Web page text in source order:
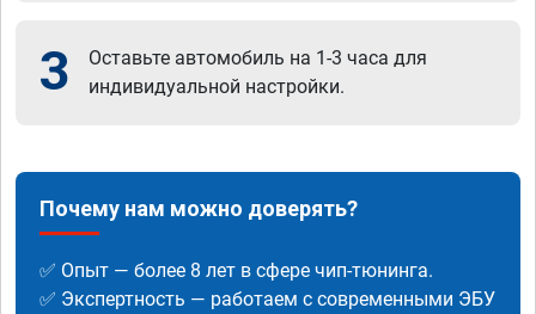
3
Оставьте автомобиль на 1-3 часа для
индивидуальной настройки.
Почему нам можно доверять?
✅ Опыт — более 8 лет в сфере чип-тюнинга.
✅ Экспертность — работаем с современными ЭБУ